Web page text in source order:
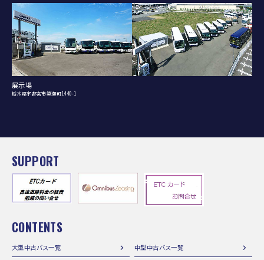
展示場
栃木県宇都宮市簗瀬町1440-1
SUPPORT
CONTENTS
大型中古バス一覧 中型中古バス一覧